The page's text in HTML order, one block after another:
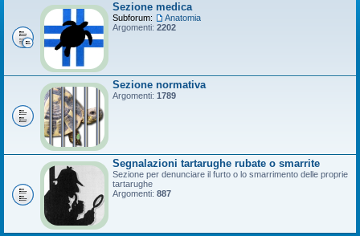
Sezione medica
Subforum:
Anatomia
Argomenti: 2202
Sezione normativa
Argomenti: 1789
Segnalazioni tartarughe rubate o smarrite
Sezione per denunciare il furto o lo smarrimento delle proprie
tartarughe
Argomenti: 887